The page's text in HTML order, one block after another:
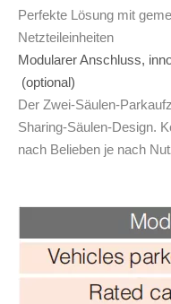
Perfekte Lösung mit
Netzteileinheiten
Modularer Anschluss,
(optional)
Der Zwei-Säulen-
Sharing-Säulen-Design.
nach Belieben je nach